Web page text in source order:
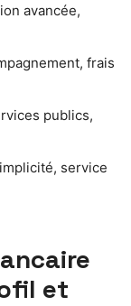
avancée,
frais
publics,
service
et